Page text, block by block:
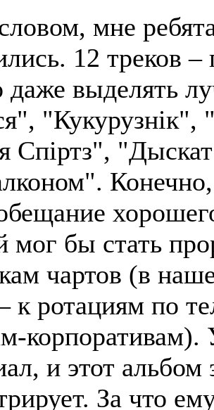
мне
12 треков –
выделять
"Кукурузнік",
Спіртз",
Конечно,
мог бы стать
чартов (в
к ротациям по
и этот альбом
За что